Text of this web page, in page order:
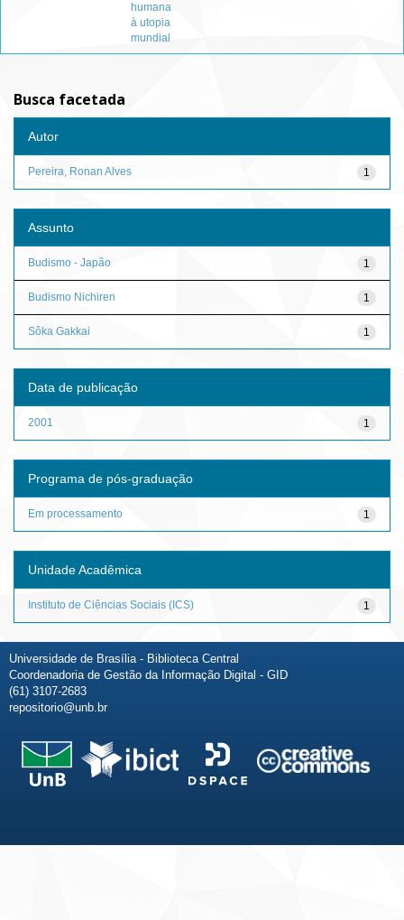
humana
à utopia
mundial
Busca facetada
Autor
1
Pereira, Ronan Alves
Assunto
1
Budismo - Japão
1
Budismo Nichiren
1
Sôka Gakkai
Data de publicação
1
2001
Programa de pós-graduação
1
Em processamento
Unidade Acadêmica
1
Instituto de Ciências Sociais (ICS)
Universidade de Brasília - Biblioteca Central
Coordenadoria de Gestão da Informação Digital - GID
(61) 3107-2683
repositorio@unb.br